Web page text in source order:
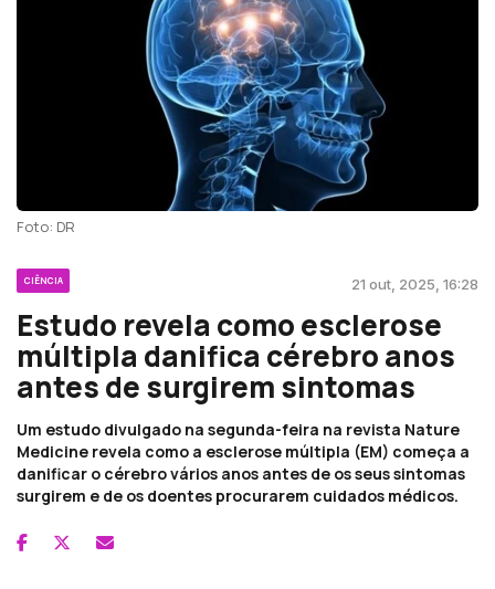
Foto: DR
CIÊNCIA 21 out, 2025, 16:28
Estudo revela como esclerose
múltipla danifica cérebro anos
antes de surgirem sintomas
Um estudo divulgado na segunda-feira na revista Nature
Medicine revela como a esclerose múltipla (EM) começa a
danificar o cérebro vários anos antes de os seus sintomas
surgirem e de os doentes procurarem cuidados médicos.